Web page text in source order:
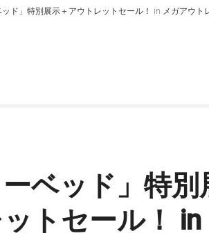
ド」特別展示＋アウトレットセール！ in メガアウト
ベッド」特別
トセール！ in